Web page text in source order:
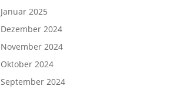
Januar 2025
Dezember 2024
November 2024
Oktober 2024
September 2024